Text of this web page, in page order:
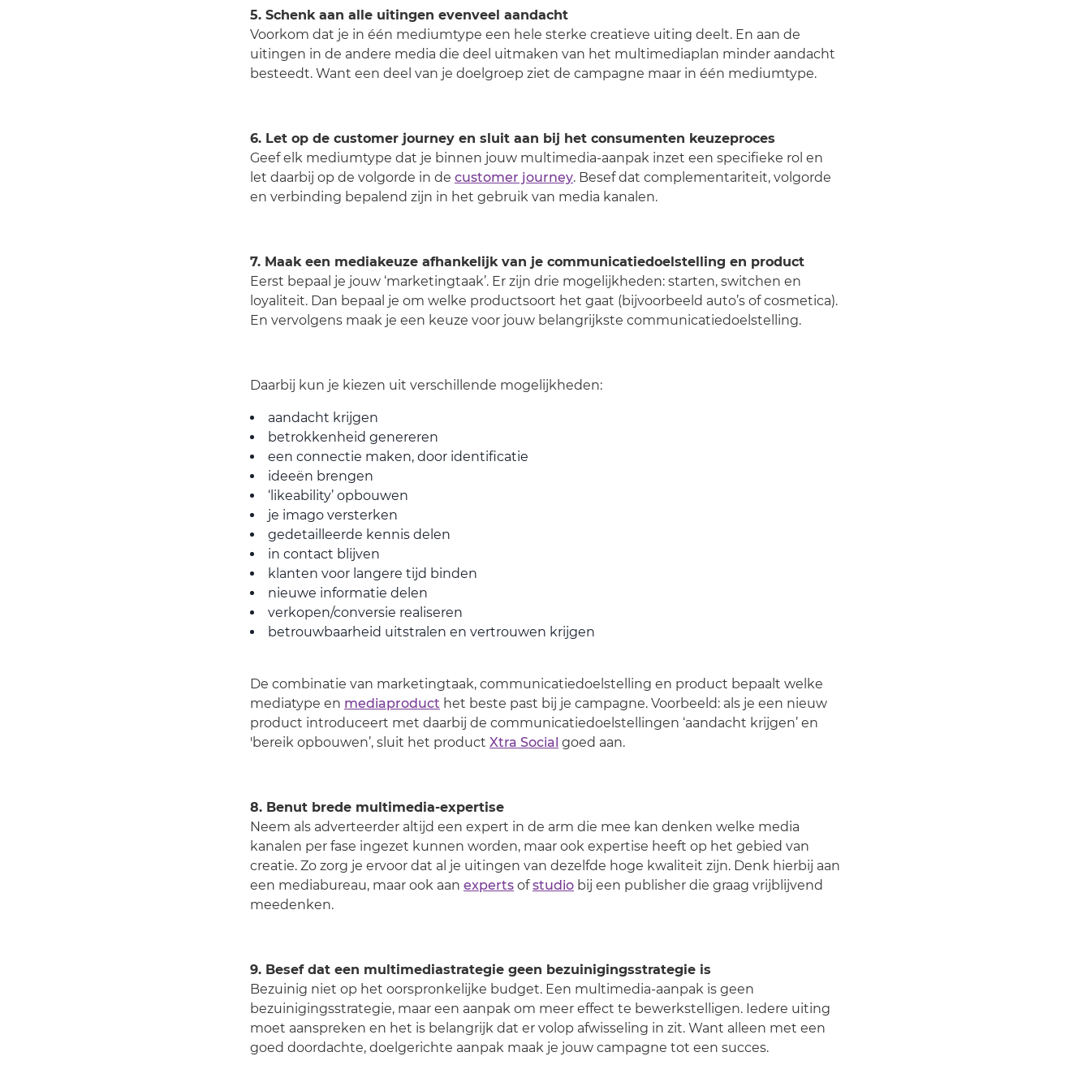
5. Schenk aan alle uitingen evenveel aandacht
Voorkom dat je in één mediumtype een hele sterke creatieve uiting deelt. En aan de
uitingen in de andere media die deel uitmaken van het multimediaplan minder aandacht
besteedt. Want een deel van je doelgroep ziet de campagne maar in één mediumtype.
6. Let op de customer journey en sluit aan bij het consumenten keuzeproces
Geef elk mediumtype dat je binnen jouw multimedia-aanpak inzet een specifieke rol en
let daarbij op de volgorde in de customer journey. Besef dat complementariteit, volgorde
en verbinding bepalend zijn in het gebruik van media kanalen.
7. Maak een mediakeuze afhankelijk van je communicatiedoelstelling en product
Eerst bepaal je jouw ‘marketingtaak’. Er zijn drie mogelijkheden: starten, switchen en
loyaliteit. Dan bepaal je om welke productsoort het gaat (bijvoorbeeld auto’s of cosmetica).
En vervolgens maak je een keuze voor jouw belangrijkste communicatiedoelstelling.
Daarbij kun je kiezen uit verschillende mogelijkheden:
aandacht krijgen
betrokkenheid genereren
een connectie maken, door identificatie
ideeën brengen
‘likeability’ opbouwen
je imago versterken
gedetailleerde kennis delen
in contact blijven
klanten voor langere tijd binden
nieuwe informatie delen
verkopen/conversie realiseren
betrouwbaarheid uitstralen en vertrouwen krijgen
De combinatie van marketingtaak, communicatiedoelstelling en product bepaalt welke
mediatype en mediaproduct het beste past bij je campagne. Voorbeeld: als je een nieuw
product introduceert met daarbij de communicatiedoelstellingen ‘aandacht krijgen’ en
'bereik opbouwen’, sluit het product Xtra Social goed aan.
8. Benut brede multimedia-expertise
Neem als adverteerder altijd een expert in de arm die mee kan denken welke media
kanalen per fase ingezet kunnen worden, maar ook expertise heeft op het gebied van
creatie. Zo zorg je ervoor dat al je uitingen van dezelfde hoge kwaliteit zijn. Denk hierbij aan
een mediabureau, maar ook aan experts ofstudio bij een publisher die graag vrijblijvend
meedenken.
9. Besef dat een multimediastrategie geen bezuinigingsstrategie is
Bezuinig niet op het oorspronkelijke budget. Een multimedia-aanpak is geen
bezuinigingsstrategie, maar een aanpak om meer effect te bewerkstelligen. Iedere uiting
moet aanspreken en het is belangrijk dat er volop afwisseling in zit. Want alleen met een
goed doordachte, doelgerichte aanpak maak je jouw campagne tot een succes.